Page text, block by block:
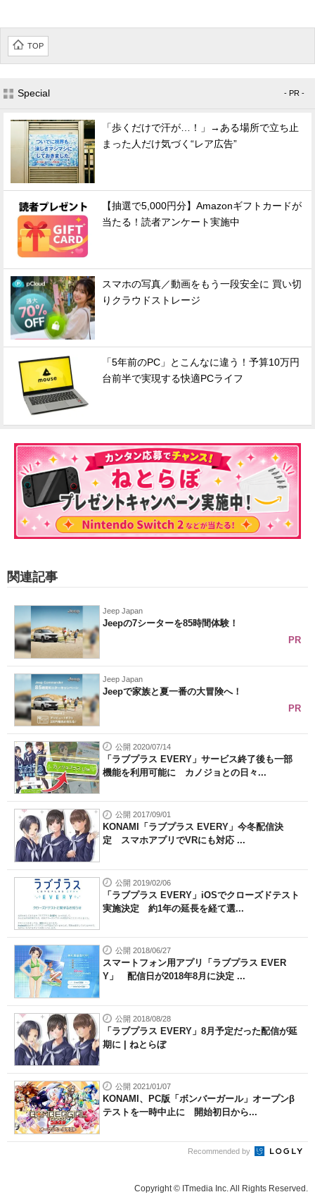
TOP
Special - PR -
「歩くだけで汗が…！」→ある場所で立ち止
まった人だけ気づく“レア広告”
【抽選で5,000円分】Amazonギフトカードが
当たる！読者アンケート実施中
スマホの写真／動画をもう一段安全に 買い切
りクラウドストレージ
「5年前のPC」とこんなに違う！予算10万円
台前半で実現する快適PCライフ
関連記事
Jeep Japan
Jeepの7シーターを85時間体験！
PR
Jeep Japan
Jeepで家族と夏一番の大冒険へ！
PR
公開 2020/07/14
「ラブプラス EVERY」サービス終了後も一部
機能を利用可能に カノジョとの日々...
公開 2017/09/01
KONAMI「ラブプラス EVERY」今冬配信決
定 スマホアプリでVRにも対応 ...
公開 2019/02/06
「ラブプラス EVERY」iOSでクローズドテスト
実施決定 約1年の延長を経て選...
公開 2018/06/27
スマートフォン用アプリ「ラブプラス EVER
Y」 配信日が2018年8月に決定 ...
公開 2018/08/28
「ラブプラス EVERY」8月予定だった配信が延
期に | ねとらぼ
公開 2021/01/07
KONAMI、PC版「ボンバーガール」オープンβ
テストを一時中止に 開始初日から...
Recommended by
Copyright © ITmedia Inc. All Rights Reserved.